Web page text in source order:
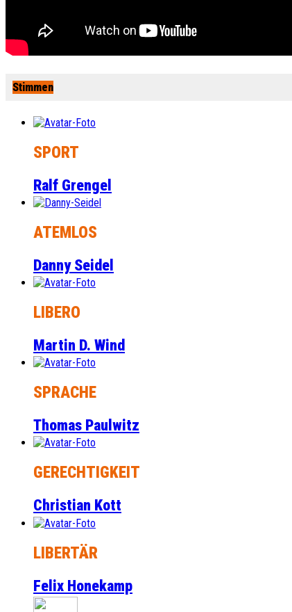
Stimmen
SPORT
Ralf Grengel
ATEMLOS
Danny Seidel
LIBERO
Martin D. Wind
SPRACHE
Thomas Paulwitz
GERECHTIGKEIT
Christian Kott
LIBERTÄR
Felix Honekamp